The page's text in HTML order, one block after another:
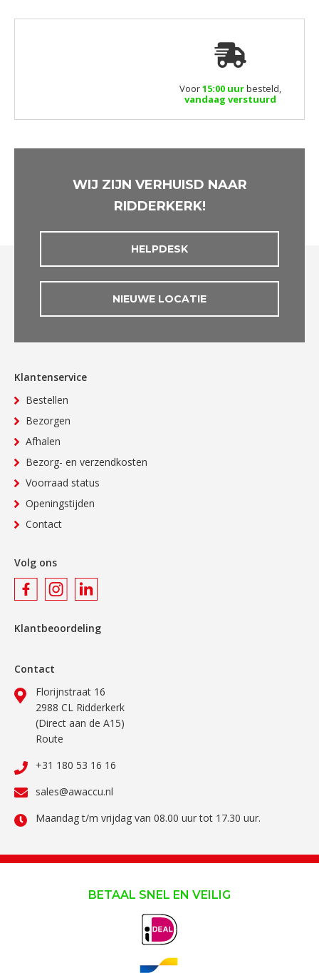
Voor15:00 uurbesteld,
vandaag verstuurd
WIJ ZIJN VERHUISD NAAR
RIDDERKERK!
HELPDESK
NIEUWE LOCATIE
Klantenservice
Bestellen
Bezorgen
Afhalen
Bezorg- en verzendkosten
Voorraad status
Openingstijden
Contact
Volg ons
Klantbeoordeling
Contact
Florijnstraat 16
2988 CL Ridderkerk
(Direct aan de A15)
Route
+31 180 53 16 16
sales@awaccu.nl
Maandag t/m vrijdag van 08.00 uur tot 17.30 uur.
BETAAL SNEL EN VEILIG